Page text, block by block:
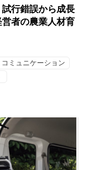
試行錯誤から成長
者の農業人材育
コミュニケーション